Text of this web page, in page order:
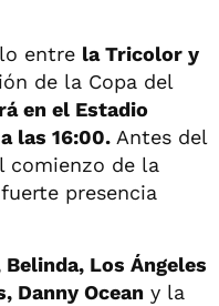
entre la Tricolor y
de la Copa del
en el Estadio
las 16:00. Antes del
comienzo de la
presencia
Los Ángeles
Danny Ocean y la